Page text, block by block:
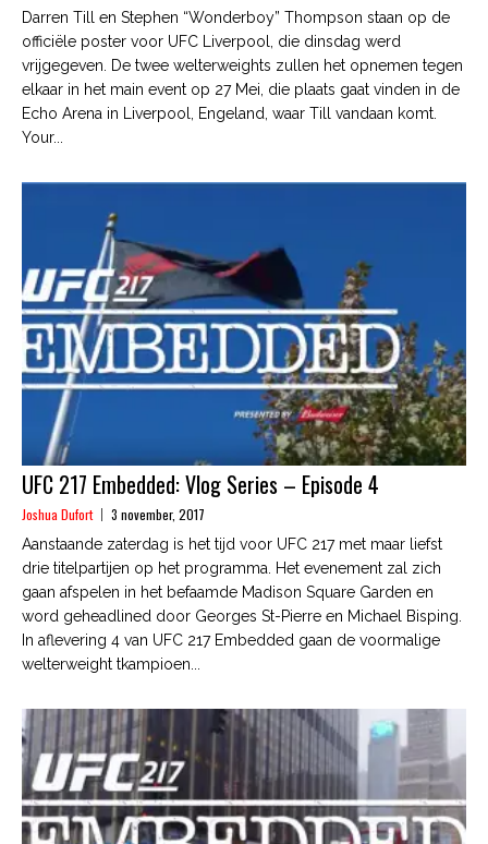
Darren Till en Stephen “Wonderboy” Thompson staan op de
officiële poster voor UFC Liverpool, die dinsdag werd
vrijgegeven. De twee welterweights zullen het opnemen tegen
elkaar in het main event op 27 Mei, die plaats gaat vinden in de
Echo Arena in Liverpool, Engeland, waar Till vandaan komt.
Your...
UFC 217 Embedded: Vlog Series – Episode 4
Joshua Dufort 3 november, 2017
Aanstaande zaterdag is het tijd voor UFC 217 met maar liefst
drie titelpartijen op het programma. Het evenement zal zich
gaan afspelen in het befaamde Madison Square Garden en
word geheadlined door Georges St-Pierre en Michael Bisping.
In aflevering 4 van UFC 217 Embedded gaan de voormalige
welterweight tkampioen...